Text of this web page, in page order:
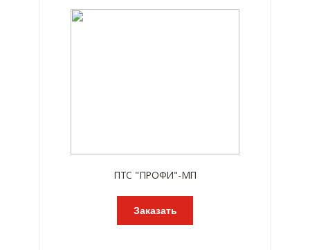
ПТС "ПРОФИ"-МП
Заказать